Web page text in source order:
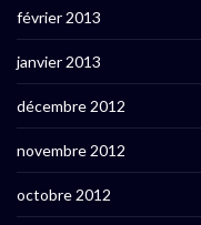
février 2013
janvier 2013
décembre 2012
novembre 2012
octobre 2012